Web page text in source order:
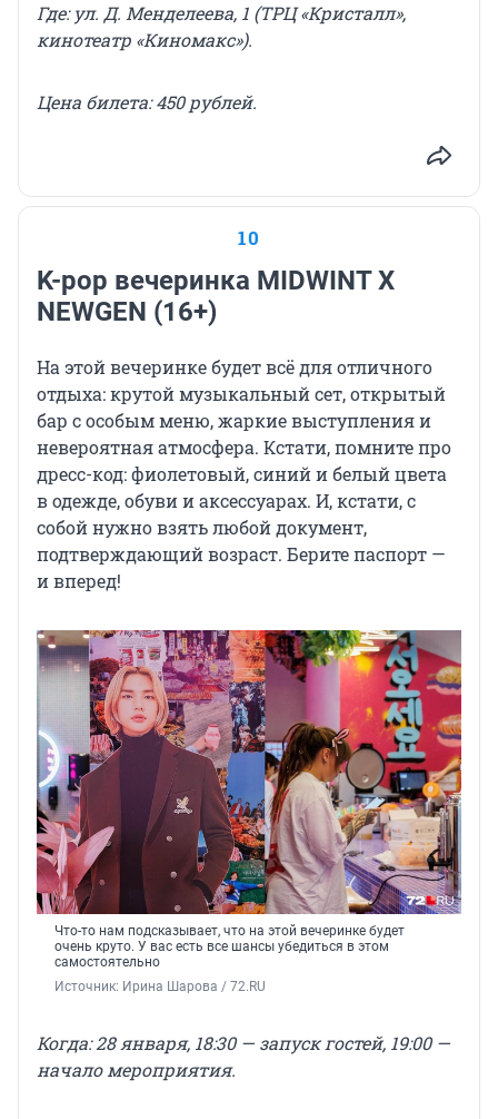
Где: ул. Д. Менделеева, 1 (ТРЦ «Кристалл»,
кинотеатр «Киномакс»).
Цена билета: 450 рублей.
10
K-pop вечеринка MIDWINT X
NEWGEN (16+)
На этой вечеринке будет всё для отличного
отдыха: крутой музыкальный сет, открытый
бар с особым меню, жаркие выступления и
невероятная атмосфера. Кстати, помните про
дресс-код: фиолетовый, синий и белый цвета
в одежде, обуви и аксессуарах. И, кстати, с
собой нужно взять любой документ,
подтверждающий возраст. Берите паспорт —
и вперед!
Что-то нам подсказывает, что на этой вечеринке будет
очень круто. У вас есть все шансы убедиться в этом
самостоятельно
Источник: Ирина Шарова / 72.RU
Когда: 28 января, 18:30 — запуск гостей, 19:00 —
начало мероприятия.